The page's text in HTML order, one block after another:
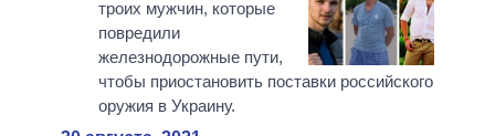
троих мужчин, которые
повредили
железнодорожные пути,
чтобы приостановить поставки российского
оружия в Украину.